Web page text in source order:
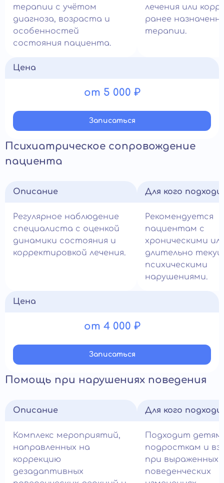
терапии с учётом
диагноза, возраста и
особенностей
состояния пациента.
лечения или
ранее
терапии.
Цена
от 5 000 ₽
Записатьcя
Психиатрическое сопровождение
пациента
Описание
Регулярное наблюдение
специалиста с оценкой
динамики состояния и
корректировкой лечения.
Для кого
Рекомендуется
пациентам с
хроническими
длительно
психическими
нарушениями.
Цена
от 4 000 ₽
Записатьcя
Помощь при нарушениях поведения
Описание
Комплекс мероприятий,
направленных на
коррекцию
дезадаптивных
Для кого
Подходит детям,
подросткам и
при выраженных
поведенческих